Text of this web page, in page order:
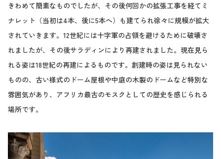
きわめて簡素なものでしたが、その後何回かの拡張工事を経てミ
ナレット（当初は4本、後に5本へ）も建てられ徐々に規模が拡大
されていきます。12世紀には十字軍の占領を避けるために破壊さ
れましたが、その後サラディンにより再建されました。現在見ら
れる姿は18世紀の再建によるものです。創建時の姿は見られない
ものの、古い様式のドーム屋根や中庭の木製のドームなど特別な
雰囲気があり、アフリカ最古のモスクとしての歴史を感じられる
場所です。